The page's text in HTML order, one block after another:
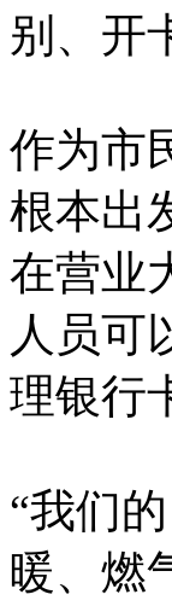
别、开
作为市
根本出
在营业
人员可
理银行
“我们
暖、燃